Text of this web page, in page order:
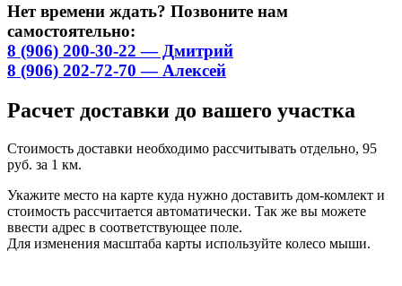
Нет времени ждать? Позвоните нам
самостоятельно:
8 (906) 200-30-22 — Дмитрий
8 (906) 202-72-70 — Алексей
Расчет доставки до вашего участка
Стоимость доставки необходимо рассчитывать отдельно, 95
руб. за 1 км.
Укажите место на карте куда нужно доставить дом-комлект и
стоимость рассчитается автоматически. Так же вы можете
ввести адрес в соответствующее поле.
Для изменения масштаба карты используйте колесо мыши.